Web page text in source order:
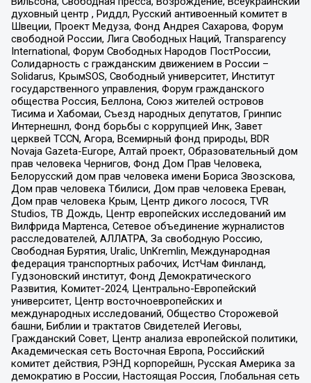
духовный центр , Риддл, Русский антивоенный комитет в
Швеции, Проект Медуза, Фонд Андрея Сахарова, Форум
свободной России, Лига Свободных Наций, Transparеncy
International, Форум Свободных Народов ПостРоссии,
Солидарность с гражданским движением в России –
Solidarus, КрымSOS, Свободный университет, Институт
государственного управления, Форум гражданского
общества Россия, Беллона, Союз жителей островов
Тисима и Хабомаи, Съезд народных депутатов, Гринпис
Интернешнл, Фонд борьбы с коррупцией Инк, Завет
церквей TCCN, Агора, Всемирный фонд природы, BDR
Novaja Gazeta-Europe, Алтай проект, Образовательный дом
прав человека Чернигов, Фонд Дом Прав Человека,
Белорусский дом прав человека имени Бориса Звозскова,
Дом прав человека Тбилиси, Дом прав человека Ереван,
Дом прав человека Крым, Центр дикого лосося, TVR
Studios, ТВ Дождь, Центр европейских исследований им
Вилфрида Мартенса, Сетевое объединение журналистов
расследователей, АЛЛАТРА, За свободную Россию,
Свободная Бурятия, Uralic, UnKremlin, Международная
федерация транспортных рабочих, ИстЧам Финланд,
Гудзоновский институт, Фонд Демократического
Развития, Комитет-2024, Центрально-Европейский
университет, Центр восточноевропейских и
международных исследований, Общество Сторожевой
башни, Библии и трактатов Свидетелей Иеговы,
Гражданский Совет, Центр анализа европейской политики,
Академическая сеть Восточная Европа, Российский
комитет действия, РЭНД корпорейшн, Русская Америка за
демократию в России, Настоящая Россия, Глобальная сеть